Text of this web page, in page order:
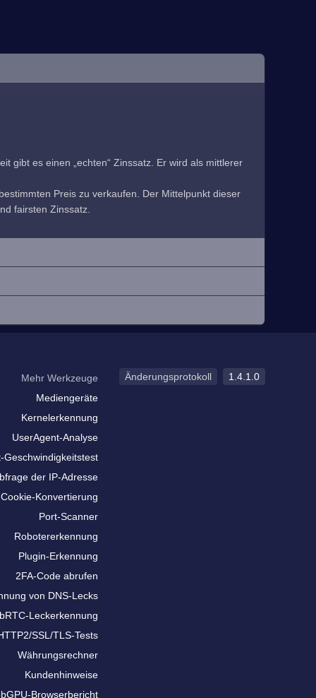
gibt es einen „echten“ Zinssatz. Er wird als mittlerer
Preis zu verkaufen. Der Mittelpunkt dieser
fairsten Zinssatz.
Mehr Werkzeuge
Mediengeräte
Kernelerkennung
UserAgent-Analyse
Geschwindigkeitstest
der IP-Adresse
Cookie-Konvertierung
Port-Scanner
Robotererkennung
Plugin-Erkennung
2FA-Code abrufen
von DNS-Lecks
Leckerkennung
SSL/TLS-Tests
Währungsrechner
Kundenhinweise
Browserbericht
Änderungsprotokoll 1.4.1.0